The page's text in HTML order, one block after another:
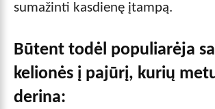
sumažinti kasdienę įtampą.
Būtent todėl populiarėja
kelionės į pajūrį, kurių
derina: